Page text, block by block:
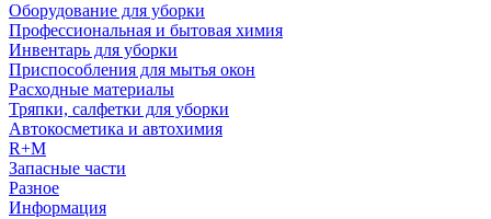
Оборудование для уборки
Профессиональная и бытовая химия
Инвентарь для уборки
Приспособления для мытья окон
Расходные материалы
Тряпки, салфетки для уборки
Автокосметика и автохимия
R+M
Запасные части
Разное
Информация